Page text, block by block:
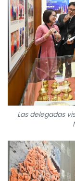
Las delegadas